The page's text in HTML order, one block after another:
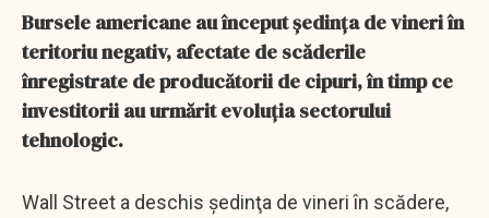
Bursele americane au început şedinţa de vineri în
teritoriu negativ, afectate de scăderile
înregistrate de producătorii de cipuri, în timp ce
investitorii au urmărit evoluţia sectorului
tehnologic.
Wall Street a deschis şedinţa de vineri în scădere,